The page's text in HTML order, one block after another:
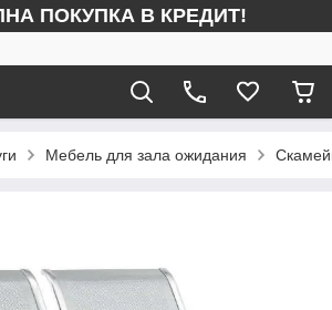
ПОКУПКА В КРЕДИТ!
Мебель для зала ожидания